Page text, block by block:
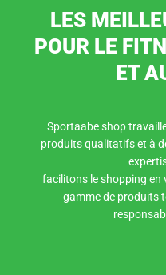
LES
POUR LE
ET
Sportaabe shop
produits qualitatifs et à
facilitons le shopping
gamme de produits